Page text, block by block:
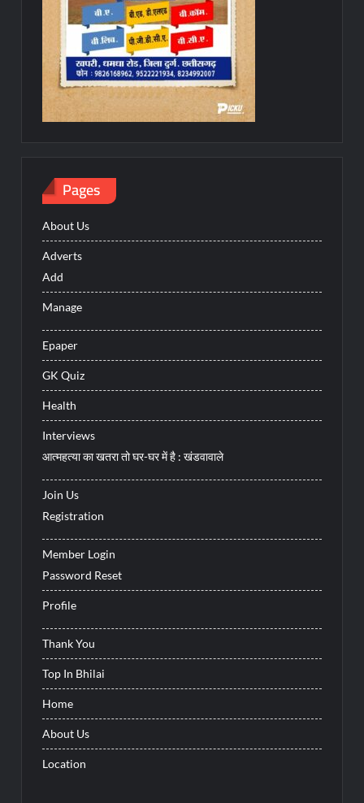
Pages
About Us
Adverts
Add
Manage
Epaper
GK Quiz
Health
Interviews
आत्महत्या का खतरा तो घर-घर में है : खंडवावाले
Join Us
Registration
Member Login
Password Reset
Profile
Thank You
Top In Bhilai
Home
About Us
Location